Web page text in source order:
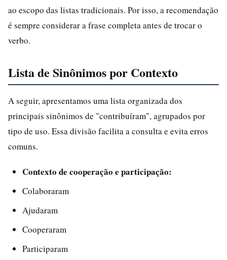
ao escopo das listas tradicionais. Por isso, a recomendação
é sempre considerar a frase completa antes de trocar o
verbo.
Lista de Sinônimos por Contexto
A seguir, apresentamos uma lista organizada dos
principais sinônimos de "contribuíram", agrupados por
tipo de uso. Essa divisão facilita a consulta e evita erros
comuns.
Contexto de cooperação e participação:
Colaboraram
Ajudaram
Cooperaram
Participaram